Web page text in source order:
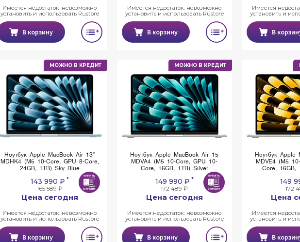
Имеется недостаток: невозможно
установить и использовать Rustore
В корзину
Имеется недостаток: невозможно
установить и использовать Rustore
В корзину
Имеется
установить и
В
МОЖНО В КРЕДИТ
Ноутбук Apple MacBook Air 13”
MDHK4 (M5 10-Core, GPU 8-Core,
24GB, 1TB) Sky Blue
143 990 ₽ *
165 589 ₽
Цена сегодня
Имеется недостаток: невозможно
установить и использовать Rustore
В корзину
МОЖНО В КРЕДИТ
Ноутбук Apple MacBook Air 15
MDVA4 (M5 10-Core, GPU 10-
Core, 16GB, 1TB) Silver
149 990 ₽ *
172 489 ₽
Цена сегодня
Имеется недостаток: невозможно
установить и использовать Rustore
В корзину
Ноутбук Apple
MDVE4 (M5
Core, 16GB,
149
172
Цена
Имеется
установить и
В